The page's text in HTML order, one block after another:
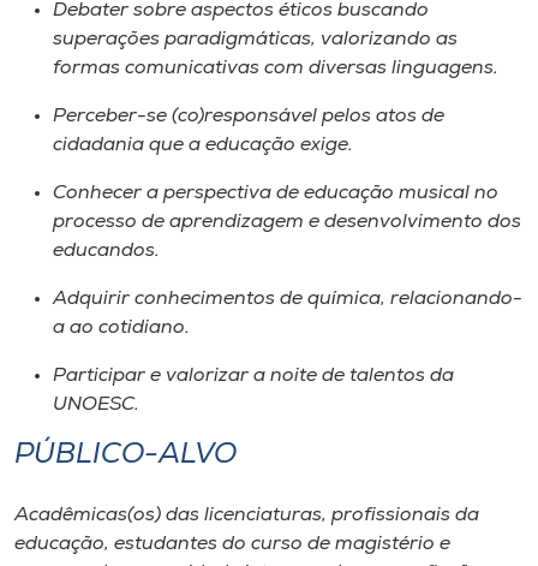
Selecione
o idioma
Debater sobre aspectos éticos buscando
superações paradigmáticas, valorizando as
formas comunicativas com diversas linguagens.
Perceber-se (co)responsável pelos atos de
cidadania que a educação exige.
Conhecer a perspectiva de educação musical no
processo de aprendizagem e desenvolvimento dos
educandos.
Adquirir conhecimentos de química, relacionando-
a ao cotidiano.
Participar e valorizar a noite de talentos da
UNOESC.
PÚBLICO-ALVO
Acadêmicas(os) das licenciaturas, profissionais da
educação, estudantes do curso de magistério e